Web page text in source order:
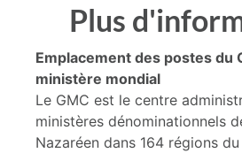
Plus
Emplacement des postes du
ministère mondial
Le GMC est le centre
ministères dénominationnels
Nazaréen dans 164 régions